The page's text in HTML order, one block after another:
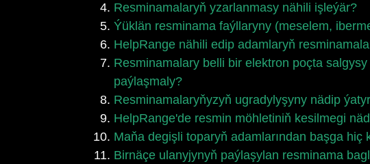
Resminamalaryň yzarlanmasy nähili işleýär?
Ýüklän resminama faýllaryny (meselem,
HelpRange nähili edip adamlaryň
Resminamalary belli bir elektron poçta
paýlaşmaly?
Resminamalaryňyzyň ugradylyşyny nädip
HelpRange'de resmin möhletiniň kesilmegi
Maňa degişli toparyň adamlarından başga
Birnäçe ulanyjynyň paýlaşylan resminama